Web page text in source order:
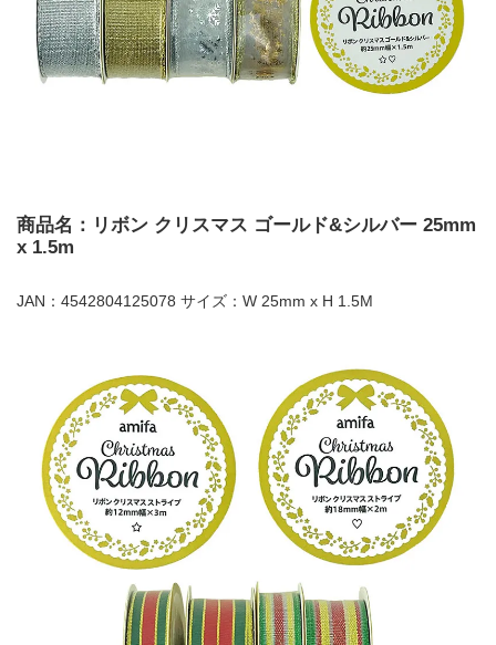
商品名：リボン クリスマス ゴールド&シルバー 25mm
x 1.5m
JAN：4542804125078 サイズ：W 25mm x H 1.5M